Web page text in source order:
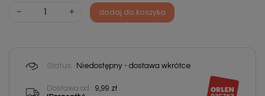
- + dodaj do koszyka
Status: Niedostępny - dostawa wkrótce
Dostawa od: 9,99 zł